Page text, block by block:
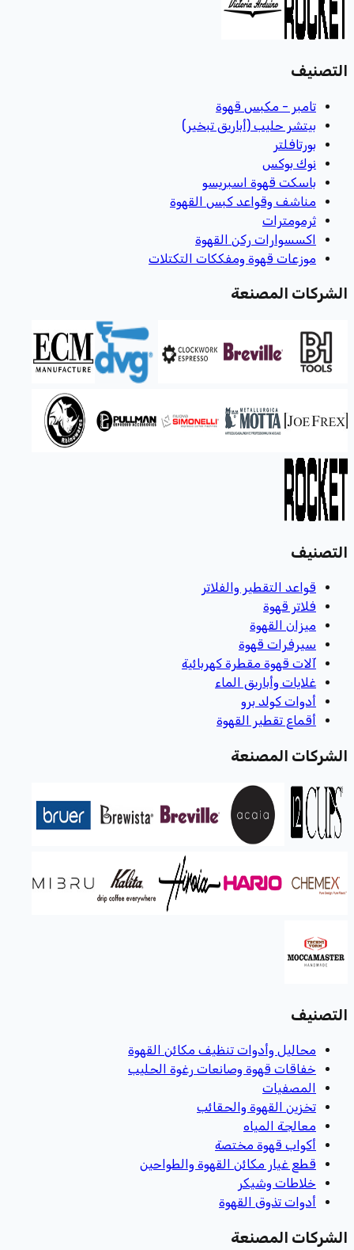
التصنيف
تامبر - مكبس قهوة
بيتشر حليب (أباريق تبخير)
بورتافلتر
نوك بوكس
باسكت قهوة اسبريسو
مناشف وقواعد كبس القهوة
ثرمومترات
اكسسوارات ركن القهوة
موزعات قهوة ومفككات التكتلات
الشركات المصنعة
التصنيف
قواعد التقطير والفلاتر
فلاتر قهوة
ميزان القهوة
سيرفرات قهوة
آلات قهوة مقطرة كهربائية
غلايات وأباريق الماء
أدوات كولد برو
أقماع تقطير القهوة
الشركات المصنعة
التصنيف
محاليل وأدوات تنظيف مكائن القهوة
خفاقات قهوة وصانعات رغوة الحليب
المصفيات
تخزين القهوة والحقائب
معالجة المياه
أكواب قهوة مختصة
قطع غيار مكائن القهوة والطواحين
خلاطات وشيكر
أدوات تذوق القهوة
الشركات المصنعة